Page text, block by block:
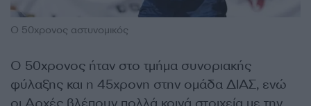
Ο 50χρονος αστυνομικός
Ο 50χρονος ήταν στο τμήμα συνοριακής
φύλαξης και η 45χρονη στην ομάδα ΔΙΑΣ, ενώ